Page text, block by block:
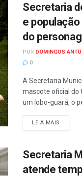
Secretaria
e
do
POR DOMINGOS
0
A Secretaria
mascote oficial do
um lobo-guará, o
LEIA MAIS
Secretaria
atende